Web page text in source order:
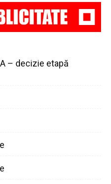
– decizie etapă